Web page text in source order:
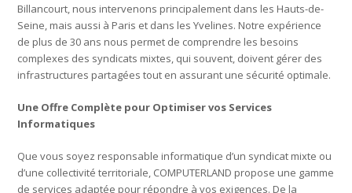
Billancourt, nous intervenons principalement dans les Hauts-de-
Seine, mais aussi à Paris et dans les Yvelines. Notre expérience
de plus de 30 ans nous permet de comprendre les besoins
complexes des syndicats mixtes, qui souvent, doivent gérer des
infrastructures partagées tout en assurant une sécurité optimale.
Une Offre Complète pour Optimiser vos Services
Informatiques
Que vous soyez responsable informatique d’un syndicat mixte ou
d’une collectivité territoriale, COMPUTERLAND propose une gamme
de services adaptée pour répondre à vos exigences. De la